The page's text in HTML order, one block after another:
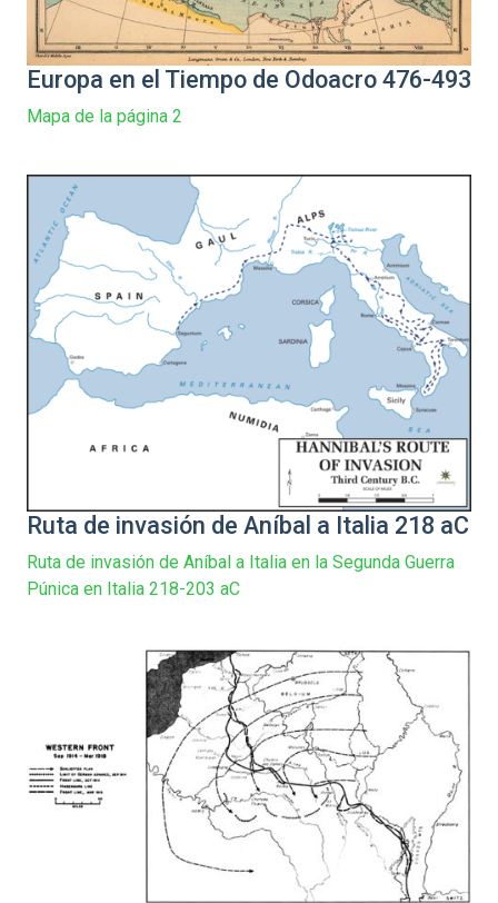
Europa en el Tiempo de Odoacro 476-493
Mapa de la página 2
Ruta de invasión de Aníbal a Italia 218 aC
Ruta de invasión de Aníbal a Italia en la Segunda Guerra
Púnica en Italia 218-203 aC